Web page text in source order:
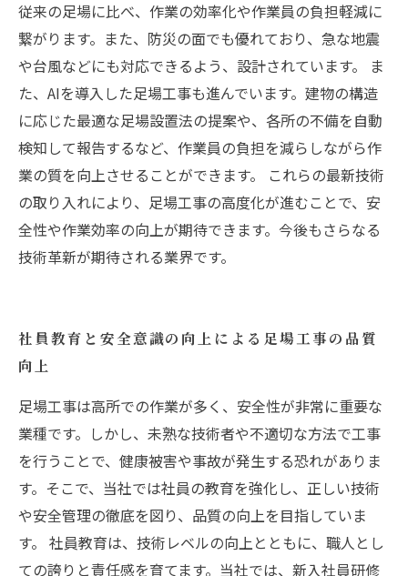
従来の足場に比べ、作業の効率化や作業員の負担軽減に
繋がります。また、防災の面でも優れており、急な地震
や台風などにも対応できるよう、設計されています。 ま
た、AIを導入した足場工事も進んでいます。建物の構造
に応じた最適な足場設置法の提案や、各所の不備を自動
検知して報告するなど、作業員の負担を減らしながら作
業の質を向上させることができます。 これらの最新技術
の取り入れにより、足場工事の高度化が進むことで、安
全性や作業効率の向上が期待できます。今後もさらなる
技術革新が期待される業界です。
社員教育と安全意識の向上による足場工事の品質
向上
足場工事は高所での作業が多く、安全性が非常に重要な
業種です。しかし、未熟な技術者や不適切な方法で工事
を行うことで、健康被害や事故が発生する恐れがありま
す。そこで、当社では社員の教育を強化し、正しい技術
や安全管理の徹底を図り、品質の向上を目指していま
す。 社員教育は、技術レベルの向上とともに、職人とし
ての誇りと責任感を育てます。当社では、新入社員研修